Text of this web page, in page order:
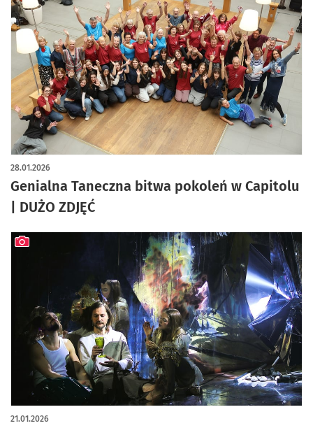
Genialna Taneczna bitwa pokoleń w Capitolu
| DUŻO ZDJĘĆ
28.01.2026
artykuł z galerią zdjęć
21.01.2026
artykuł z galerią zdjęć